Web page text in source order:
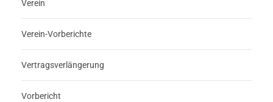
Verein
Verein-Vorberichte
Vertragsverlängerung
Vorbericht